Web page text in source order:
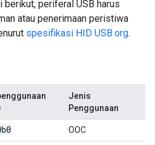
periferal USB harus
atau penerimaan peristiwa
spesifikasi HID USB.org.
Jenis
Penggunaan
OOC